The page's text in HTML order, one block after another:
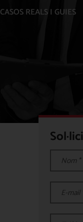
CASOS REALS I GUIES